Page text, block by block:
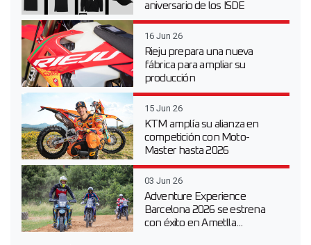
aniversario de los ISDE
16 Jun 26
Rieju prepara una nueva
fábrica para ampliar su
producción
15 Jun 26
KTM amplía su alianza en
competición con Moto-
Master hasta 2026
03 Jun 26
Adventure Experience
Barcelona 2026 se estrena
con éxito en Ametlla...